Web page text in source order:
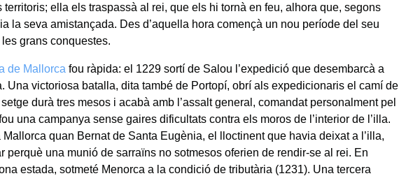
territoris; ella els traspassà al rei, que els hi tornà en feu, alhora que, segons
la seva amistançada. Des d’aquella hora començà un nou període del seu
grans conquestes.
de Mallorca fou ràpida: el 1229 sortí de Salou l’expedició que desembarcà a
Una victoriosa batalla, dita també de Portopí, obrí als expedicionaris el camí de
durà tres mesos i acabà amb l’assalt general, comandat personalment pel
una campanya sense gaires dificultats contra els moros de l’interior de l’illa.
Mallorca quan Bernat de Santa Eugènia, el lloctinent que havia deixat a l’illa,
perquè una munió de sarraïns no sotmesos oferien de rendir-se al rei. En
estada, sotmeté Menorca a la condició de tributària (1231). Una tercera